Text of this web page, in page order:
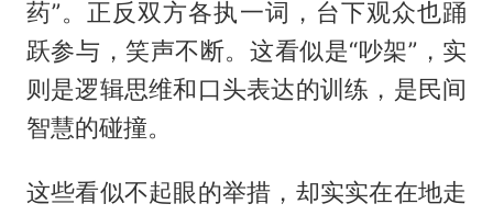
药”。正反双方各执一词，台下观众也踊
跃参与，笑声不断。这看似是“吵架”，实
则是逻辑思维和口头表达的训练，是民间
智慧的碰撞。
这些看似不起眼的举措，却实实在在地走